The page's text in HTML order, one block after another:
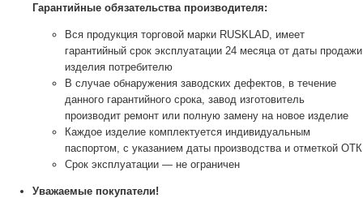
Гарантийные обязательства производителя:
Вся продукция торговой марки RUSKLAD, имеет
гарантийный срок эксплуатации 24 месяца от даты продажи
изделия потребителю
В случае обнаружения заводских дефектов, в течение
данного гарантийного срока, завод изготовитель
производит ремонт или полную замену на новое изделие
Каждое изделие комплектуется индивидуальным
паспортом, с указанием даты производства и отметкой ОТК
Срок эксплуатации — не ограничен
Уважаемые покупатели!